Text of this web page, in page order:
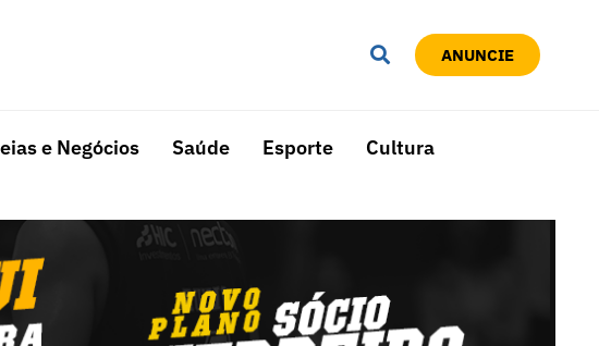
ANUNCIE
e Negócios Saúde Esporte Cultura